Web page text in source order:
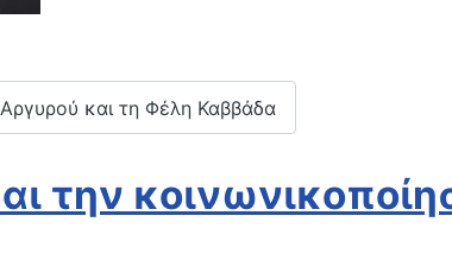
και τη Φέλη Καββάδα
την